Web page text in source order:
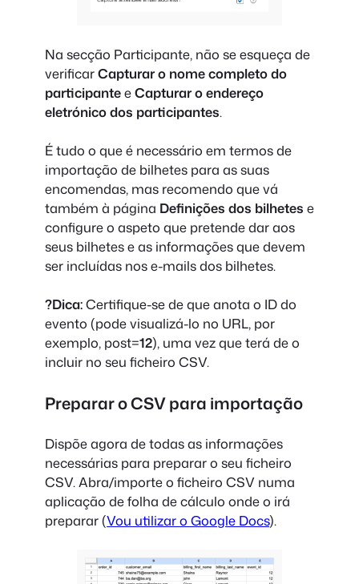
Na secção Participante, não se esqueça de
verificarCapturar o nome completo do
participanteeCapturar o endereço
eletrónico dos participantes.
É tudo o que é necessário em termos de
importação de bilhetes para as suas
encomendas, mas recomendo que vá
também à página Definições dos bilhetes e
configure o aspeto que pretende dar aos
seus bilhetes e as informações que devem
ser incluídas nos e-mails dos bilhetes.
?Dica:Certifique-se de que anota o ID do
evento (pode visualizá-lo no URL, por
exemplo, post=12), uma vez que terá de o
incluir no seu ficheiro CSV.
Preparar o CSV para importação
Dispõe agora de todas as informações
necessárias para preparar o seu ficheiro
CSV. Abra/importe o ficheiro CSV numa
aplicação de folha de cálculo onde o irá
preparar (Vou utilizar o Google Docs).